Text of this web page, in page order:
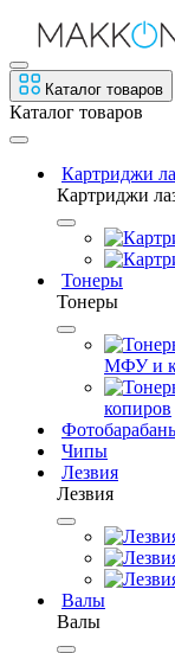
Каталог товаров
Каталог товаров
Картриджи
Картриджи
Тонеры
Тонеры
МФУ и
копиров
Чипы
Лезвия
Лезвия
Валы
Валы